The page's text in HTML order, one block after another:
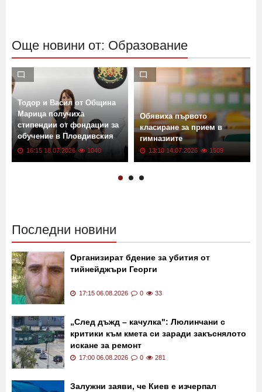
Още новини от: Образование
Тодор и Васил от Община
Марица получиха
стипендии от фондации за
обучение в Пловдивския
университет
16:15 18.07.2026 1040
Обявиха първото
класиране за прием в
гимназиите
13:10 14.07.2026 1509
Последни новини
Организират бдение за убития от
тийнейджъри Георги
17:15 06.08.2026 0 33
„След дъжд – качулка": Люлинчани с
критики към кмета си заради закъснялото
искане за ремонт
17:00 06.08.2026 0 281
Залужни заяви, че Киев е изчерпал